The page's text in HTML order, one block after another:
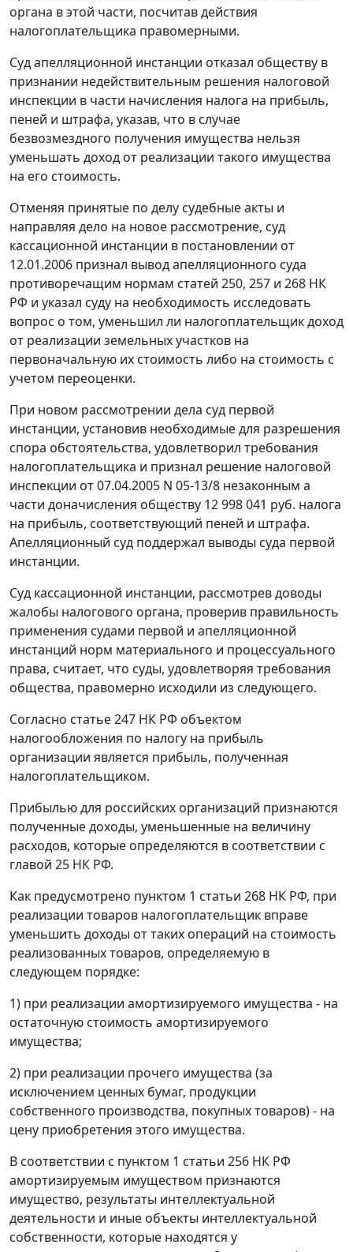
органа в этой части, посчитав действия
налогоплательщика правомерными.
Суд апелляционной инстанции отказал обществу в
признании недействительным решения налоговой
инспекции в части начисления налога на прибыль,
пеней и штрафа, указав, что в случае
безвозмездного получения имущества нельзя
уменьшать доход от реализации такого имущества
на его стоимость.
Отменяя принятые по делу судебные акты и
направляя дело на новое рассмотрение, суд
кассационной инстанции в постановлении от
12.01.2006 признал вывод апелляционного суда
противоречащим нормам статей 250, 257 и 268 НК
РФ и указал суду на необходимость исследовать
вопрос о том, уменьшил ли налогоплательщик доход
от реализации земельных участков на
первоначальную их стоимость либо на стоимость с
учетом переоценки.
При новом рассмотрении дела суд первой
инстанции, установив необходимые для разрешения
спора обстоятельства, удовлетворил требования
налогоплательщика и признал решение налоговой
инспекции от 07.04.2005 N 05-13/8 незаконным а
части доначисления обществу 12 998 041 руб. налога
на прибыль, соответствующий пеней и штрафа.
Апелляционный суд поддержал выводы суда первой
инстанции.
Суд кассационной инстанции, рассмотрев доводы
жалобы налогового органа, проверив правильность
применения судами первой и апелляционной
инстанций норм материального и процессуального
права, считает, что суды, удовлетворяя требования
общества, правомерно исходили из следующего.
Согласно статье 247 НК РФ объектом
налогообложения по налогу на прибыль
организации является прибыль, полученная
налогоплательщиком.
Прибылью для российских организаций признаются
полученные доходы, уменьшенные на величину
расходов, которые определяются в соответствии с
главой 25 НК РФ.
Как предусмотрено пунктом 1 статьи 268 НК РФ, при
реализации товаров налогоплательщик вправе
уменьшить доходы от таких операций на стоимость
реализованных товаров, определяемую в
следующем порядке:
1) при реализации амортизируемого имущества - на
остаточную стоимость амортизируемого
имущества;
2) при реализации прочего имущества (за
исключением ценных бумаг, продукции
собственного производства, покупных товаров) - на
цену приобретения этого имущества.
В соответствии с пунктом 1 статьи 256 НК РФ
амортизируемым имуществом признаются
имущество, результаты интеллектуальной
деятельности и иные объекты интеллектуальной
собственности, которые находятся у